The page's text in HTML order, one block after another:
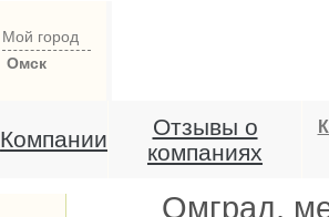
Мой город
Омск
Компании
Отзывы о
компаниях
Омград,